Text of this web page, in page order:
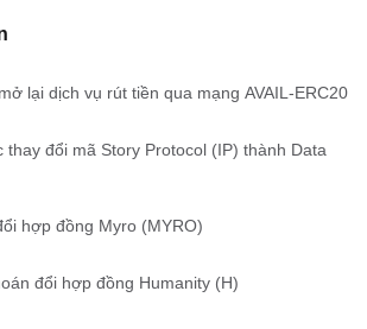
lại dịch vụ rút tiền qua mạng AVAIL-ERC20
thay đổi mã Story Protocol (IP) thành Data
hợp đồng Myro (MYRO)
đổi hợp đồng Humanity (H)